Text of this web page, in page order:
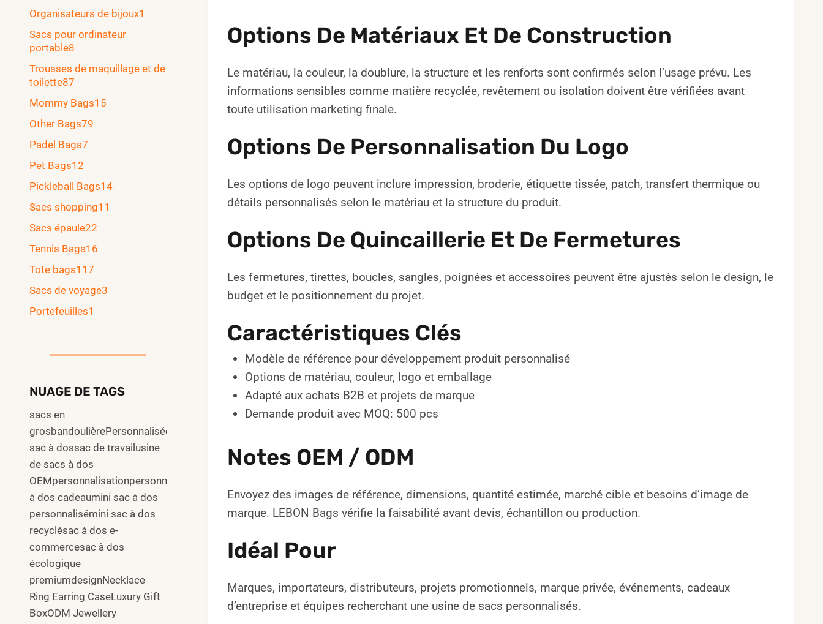
Options De Matériaux Et De Construction
Le matériau, la couleur, la doublure, la structure et les renforts sont confirmés selon l’usage prévu. Les
informations sensibles comme matière recyclée, revêtement ou isolation doivent être vérifiées avant
toute utilisation marketing finale.
Options De Personnalisation Du Logo
Les options de logo peuvent inclure impression, broderie, étiquette tissée, patch, transfert thermique ou
détails personnalisés selon le matériau et la structure du produit.
Options De Quincaillerie Et De Fermetures
Les fermetures, tirettes, boucles, sangles, poignées et accessoires peuvent être ajustés selon le design, le
budget et le positionnement du projet.
Caractéristiques Clés
Modèle de référence pour développement produit personnalisé
Options de matériau, couleur, logo et emballage
Adapté aux achats B2B et projets de marque
Demande produit avec MOQ: 500 pcs
Notes OEM / ODM
Envoyez des images de référence, dimensions, quantité estimée, marché cible et besoins d’image de
marque. LEBON Bags vérifie la faisabilité avant devis, échantillon ou production.
Idéal Pour
Marques, importateurs, distributeurs, projets promotionnels, marque privée, événements, cadeaux
d’entreprise et équipes recherchant une usine de sacs personnalisés.
Organisateurs de bijoux1
Sacs pour ordinateur
portable8
Trousses de maquillage et de
toilette87
Mommy Bags15
Other Bags79
Padel Bags7
Pet Bags12
Pickleball Bags14
Sacs shopping11
Sacs épaule22
Tennis Bags16
Tote bags117
Sacs de voyage3
Portefeuilles1
NUAGE DE TAGS
sacs en
grosbandoulièrePersonnalisécommuter
sac à dossac de travailusine
de sacs à dos
OEMpersonnalisationpersonnalisersac
à dos cadeaumini sac à dos
personnalisémini sac à dos
recyclésac à dos e-
commercesac à dos
écologique
premiumdesignNecklace
Ring Earring CaseLuxury Gift
BoxODM Jewellery